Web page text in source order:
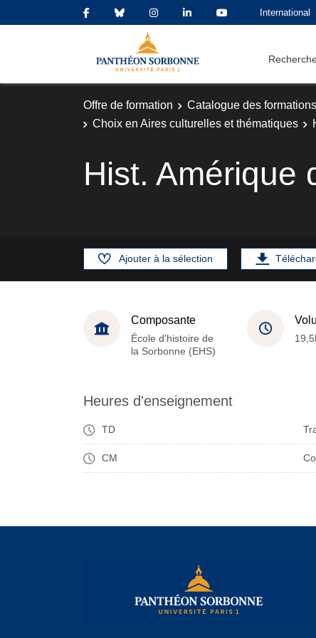
International
Offre de formation Catalogue des formations
Choix en Aires culturelles et thématiques
Hist. Amérique
Ajouter à la sélection
Composante
École d'histoire de
la Sorbonne (EHS)
Heures d'enseignement
TD
CM